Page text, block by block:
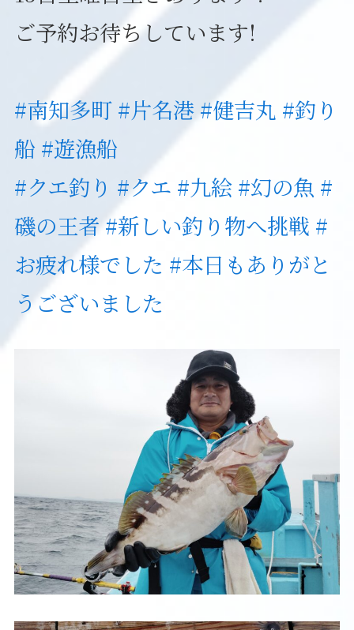
ご予約お待ちしています!
#南知多町 #片名港 #健吉丸 #釣り
船 #遊漁船
#クエ釣り #クエ #九絵 #幻の魚 #
磯の王者#新しい釣り物へ挑戦 #
お疲れ様でした #本日もありがと
うございました